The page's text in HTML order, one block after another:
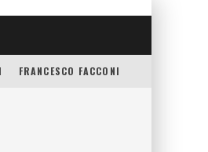
FRANCESCO FACCONI